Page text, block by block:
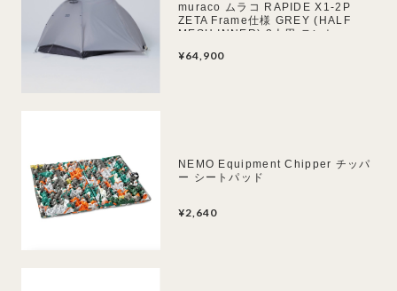
muraco ムラコ RAPIDE X1-2P
ZETA Frame仕様 GREY (HALF
MESH INNER) 2人用 テント
¥64,900
NEMO Equipment Chipper チッパ
ー シートパッド
¥2,640